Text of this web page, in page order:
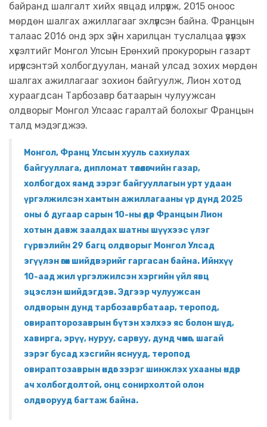
байранд шалгалт хийх явцад илрүүлж, 2015 оноос
мөрдөн шалгах ажиллагааг эхлүүлсэн байна. Францын
талаас 2016 онд эрх зүйн харилцан туслалцаа үзүүлэх
хүсэлтийг Монгол Улсын Ерөнхий прокурорын газарт
ирүүлсэнтэй холбогдуулан, манай улсад зохих мөрдөн
шалгах ажиллагааг зохион байгуулж, Лион хотод
хураагдсан Тарбозавр батаарын чулуужсан
олдворыг Монгол Улсаас гаралтай болохыг Францын
талд мэдэгджээ.
Монгол, Франц Улсын хууль сахиулах
байгууллага, дипломат төлөөлөгчийн газар,
холбогдох яамд зэрэг байгууллагын урт удаан
үргэлжилсэн хамтын ажиллагааны үр дүнд 2025
оны 6 дугаар сарын 10-ны өдөр Францын Лион
хотын давж заалдах шатны шүүхээс үлэг
гүрвэлийн 29 багц олдворыг Монгол Улсад
эгүүлэн өгөх шийдвэрийг гаргасан байна. Ийнхүү
10-аад жил үргэлжилсэн хэргийн үйл явц
эцэслэн шийдэгдэв. Эдгээр чулуужсан
олдворын дунд тарбозаврбатаар, теропод,
овирапторозаврын бүтэн хэлхээ яс болон шүд,
хавирга, эрүү, нуруу, сарвуу, дунд чөмөг, шагай
зэрэг бусад хэсгийн яснууд, теропод
овираптозаврын өндөг зэрэг шинжлэх ухааны өндөр
ач холбогдолтой, онц сонирхолтой олон
олдворууд багтаж байна.